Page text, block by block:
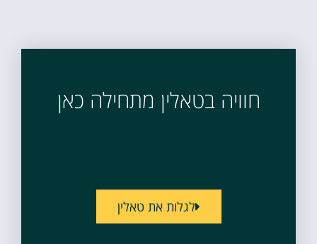
חוויה בטאלין מתחילה כאן
לגלות את טאלין